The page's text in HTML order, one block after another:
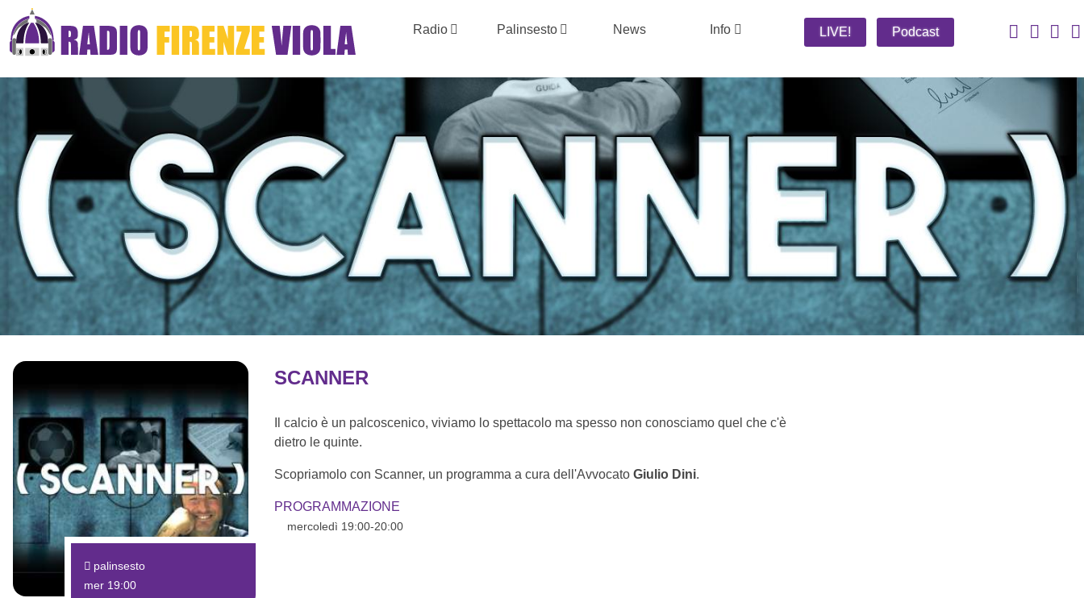
Radio Palinsesto News Info LIVE! Podcast
palinsesto
mer 19:00
SCANNER
Il calcio è un palcoscenico, viviamo lo spettacolo ma spesso non conosciamo quel che c'è
dietro le quinte.
Scopriamolo con Scanner, un programma a cura dell'Avvocato Giulio Dini.
PROGRAMMAZIONE
mercoledì 19:00-20:00